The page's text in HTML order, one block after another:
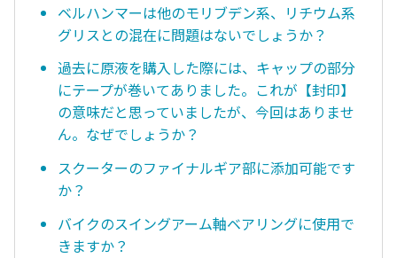
ベルハンマーは他のモリブデン系、リチウム系
グリスとの混在に問題はないでしょうか？
過去に原液を購入した際には、キャップの部分
にテープが巻いてありました。これが【封印】
の意味だと思っていましたが、今回はありませ
ん。なぜでしょうか？
スクーターのファイナルギア部に添加可能です
か？
バイクのスイングアーム軸ベアリングに使用で
きますか？